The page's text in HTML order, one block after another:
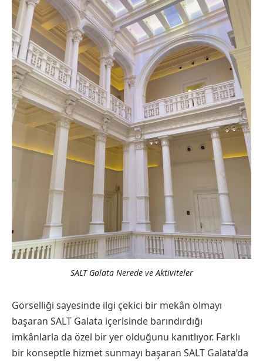
SALT Galata Nerede ve Aktiviteler
Görselliği sayesinde ilgi çekici bir mekân olmayı
başaran SALT Galata içerisinde barındırdığı
imkânlarla da özel bir yer olduğunu kanıtlıyor. Farklı
bir konseptle hizmet sunmayı başaran SALT Galata’da